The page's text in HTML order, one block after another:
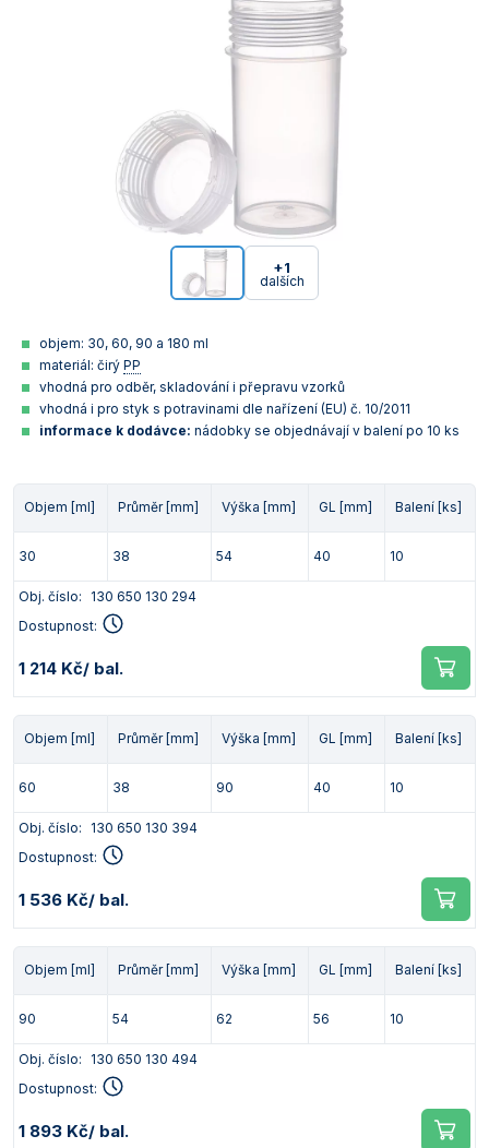
+1
dalších
objem: 30, 60, 90 a 180 ml
materiál: čirý PP
vhodná pro odběr, skladování i přepravu vzorků
vhodná i pro styk s potravinami dle nařízení (EU) č. 10/2011
informace k dodávce: nádobky se objednávají v balení po 10 ks
Objem [ml] Průměr [mm] Výška [mm] GL [mm] Balení [ks]
30 38 54 40 10
Obj. číslo:
130 650 130 294
Dostupnost:
1 214 Kč/ bal.
Objem [ml] Průměr [mm] Výška [mm] GL [mm] Balení [ks]
60 38 90 40 10
Obj. číslo:
130 650 130 394
Dostupnost:
1 536 Kč/ bal.
Objem [ml] Průměr [mm] Výška [mm] GL [mm] Balení [ks]
90 54 62 56 10
Obj. číslo:
130 650 130 494
Dostupnost:
1 893 Kč/ bal.